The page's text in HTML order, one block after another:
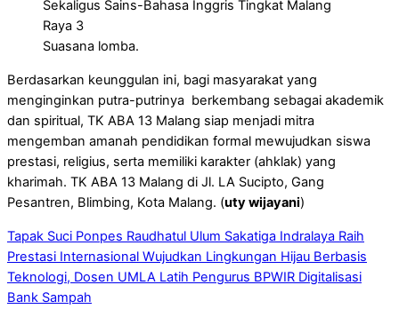
Suasana lomba.
Berdasarkan keunggulan ini, bagi masyarakat yang
menginginkan putra-putrinya berkembang sebagai akademik
dan spiritual, TK ABA 13 Malang siap menjadi mitra
mengemban amanah pendidikan formal mewujudkan siswa
prestasi, religius, serta memiliki karakter (ahklak) yang
kharimah. TK ABA 13 Malang di Jl. LA Sucipto, Gang
Pesantren, Blimbing, Kota Malang. (uty wijayani)
Tapak Suci Ponpes Raudhatul Ulum Sakatiga Indralaya Raih
Prestasi Internasional Wujudkan Lingkungan Hijau Berbasis
Teknologi, Dosen UMLA Latih Pengurus BPWIR Digitalisasi
Bank Sampah